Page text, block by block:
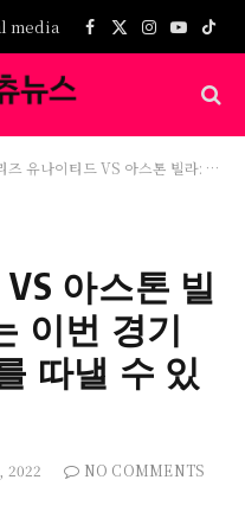
media Facebook
X
Instagram
유나이티드 VS 아스톤 빌라: 아스톤 빌라는 이번 경기 시즌 2번째 승리를 따낼 수 있을까?
아스톤 빌
이번 경기
따낼 수 있
2022
NO COMMENTS